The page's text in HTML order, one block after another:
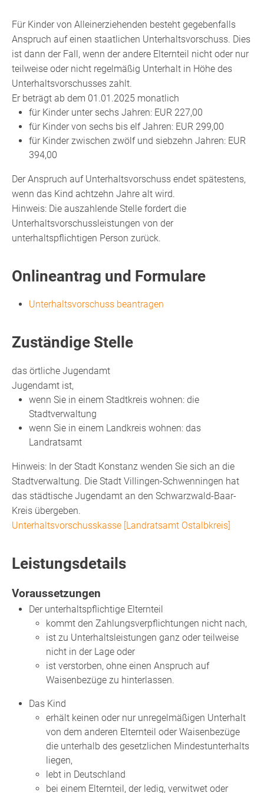
Für Kinder von Alleinerziehenden besteht gegebenfalls
Anspruch auf einen staatlichen Unterhaltsvorschuss. Dies
ist dann der Fall, wenn der andere Elternteil nicht oder nur
teilweise oder nicht regelmäßig Unterhalt in Höhe des
Unterhaltsvorschusses zahlt.
Er beträgt ab dem 01.01.2025 monatlich
für Kinder unter sechs Jahren: EUR 227,00
für Kinder von sechs bis elf Jahren: EUR 299,00
für Kinder zwischen zwölf und siebzehn Jahren: EUR
394,00
Der Anspruch auf Unterhaltsvorschuss endet spätestens,
wenn das Kind achtzehn Jahre alt wird.
Hinweis: Die auszahlende Stelle fordert die
Unterhaltsvorschussleistungen von der
unterhaltspflichtigen Person zurück.
Onlineantrag und Formulare
Unterhaltsvorschuss beantragen
Zuständige Stelle
das örtliche Jugendamt
Jugendamt ist,
wenn Sie in einem Stadtkreis wohnen: die
Stadtverwaltung
wenn Sie in einem Landkreis wohnen: das
Landratsamt
Hinweis: In der Stadt Konstanz wenden Sie sich an die
Stadtverwaltung. Die Stadt Villingen-Schwenningen hat
das städtische Jugendamt an den Schwarzwald-Baar-
Kreis übergeben.
Unterhaltsvorschusskasse [Landratsamt Ostalbkreis]
Leistungsdetails
Voraussetzungen
Der unterhaltspflichtige Elternteil
kommt den Zahlungsverpflichtungen nicht nach,
ist zu Unterhaltsleistungen ganz oder teilweise
nicht in der Lage oder
ist verstorben, ohne einen Anspruch auf
Waisenbezüge zu hinterlassen.
Das Kind
erhält keinen oder nur unregelmäßigen Unterhalt
von dem anderen Elternteil oder Waisenbezüge
die unterhalb des gesetzlichen Mindestunterhalts
liegen,
lebt in Deutschland
bei einem Elternteil, der ledig, verwitwet oder